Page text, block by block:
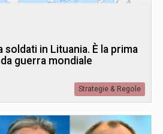
soldati in Lituania. È la prima
guerra mondiale
Strategie & Regole